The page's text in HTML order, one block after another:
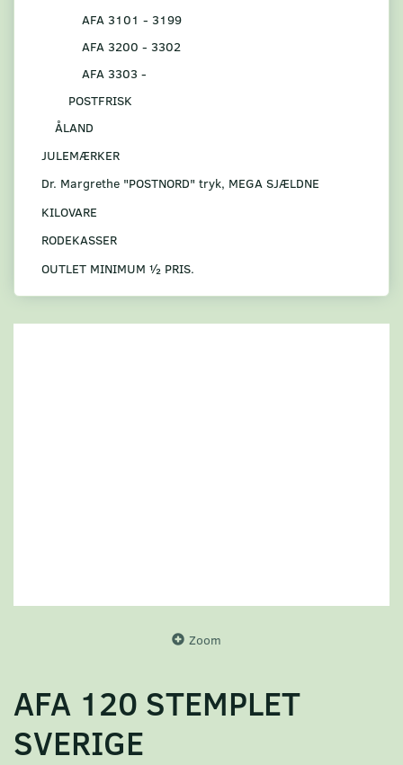
AFA 3101 - 3199
AFA 3200 - 3302
AFA 3303 -
POSTFRISK
ÅLAND
JULEMÆRKER
Dr. Margrethe "POSTNORD" tryk, MEGA SJÆLDNE
KILOVARE
RODEKASSER
OUTLET MINIMUM ½ PRIS.
Zoom
AFA 120 STEMPLET
SVERIGE